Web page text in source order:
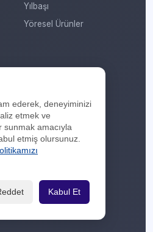
Yılbaşı
Yöresel Ürünler
ederek, deneyiminizi
etmek ve
sunmak amacıyla
etmiş olursunuz.
Kabul Et